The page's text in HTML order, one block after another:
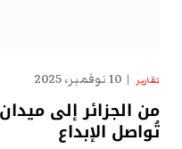
تقارير 10 نوفمبر، 2025
من الجزائر إلى
تُواصل الإبداع